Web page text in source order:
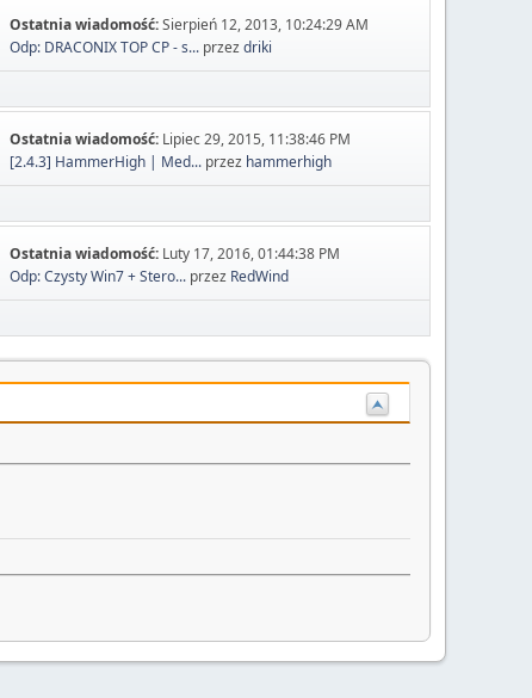
Ostatnia wiadomość:Sierpień 12, 2013, 10:24:29 AM
Odp: DRACONIX TOP CP - s... przezdriki
Ostatnia wiadomość: Lipiec 29, 2015, 11:38:46 PM
[2.4.3] HammerHigh | Med... przez hammerhigh
Ostatnia wiadomość: Luty 17, 2016, 01:44:38 PM
Odp: Czysty Win7 + Stero... przez RedWind